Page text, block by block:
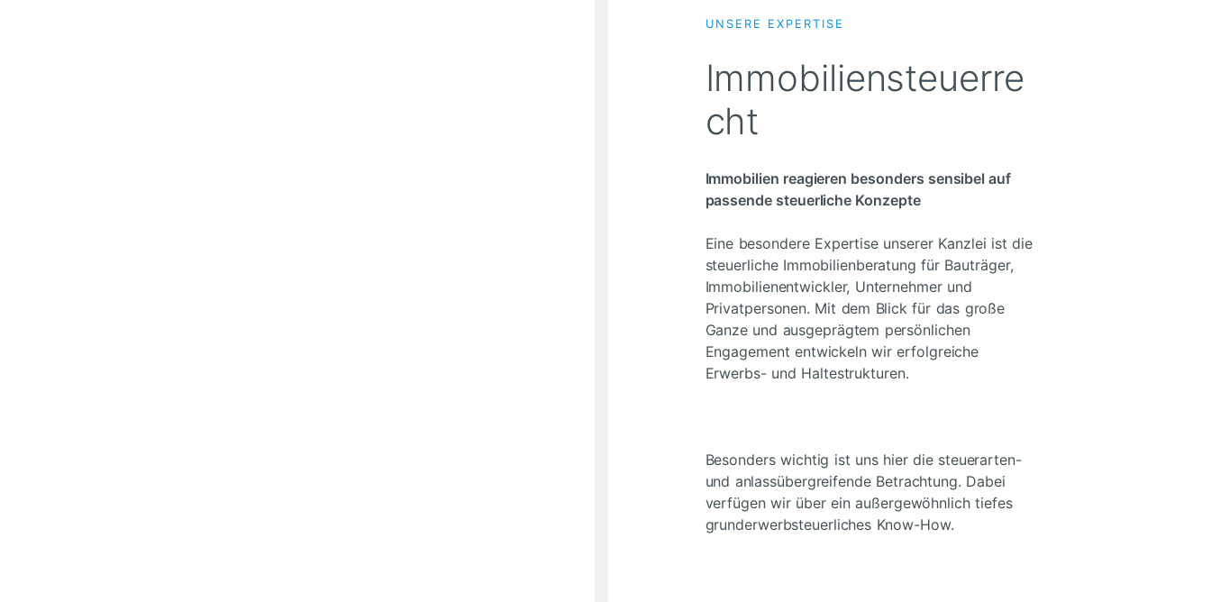
UNSERE EXPERTISE
Immobiliensteuerre
cht
Immobilien reagieren besonders sensibel auf
passende steuerliche Konzepte
Eine besondere Expertise unserer Kanzlei ist die
steuerliche Immobilienberatung für Bauträger,
Immobilienentwickler, Unternehmer und
Privatpersonen. Mit dem Blick für das große
Ganze und ausgeprägtem persönlichen
Engagement entwickeln wir erfolgreiche
Erwerbs- und Haltestrukturen.
Besonders wichtig ist uns hier die steuerarten-
und anlassübergreifende Betrachtung. Dabei
verfügen wir über ein außergewöhnlich tiefes
grunderwerbsteuerliches Know-How.